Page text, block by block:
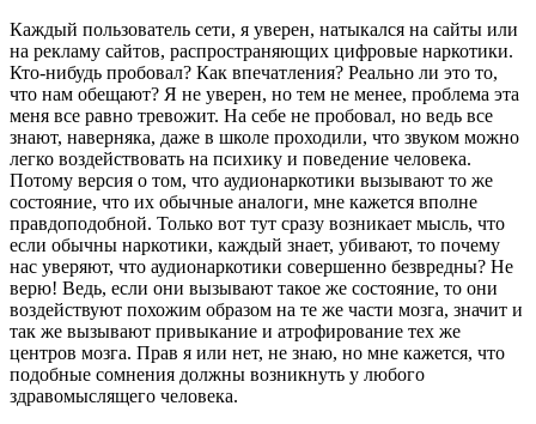
Каждый пользователь сети, я уверен, натыкался на сайты или
на рекламу сайтов, распространяющих цифровые наркотики.
Кто-нибудь пробовал? Как впечатления? Реально ли это то,
что нам обещают? Я не уверен, но тем не менее, проблема эта
меня все равно тревожит. На себе не пробовал, но ведь все
знают, наверняка, даже в школе проходили, что звуком можно
легко воздействовать на психику и поведение человека.
Потому версия о том, что аудионаркотики вызывают то же
состояние, что их обычные аналоги, мне кажется вполне
правдоподобной. Только вот тут сразу возникает мысль, что
если обычны наркотики, каждый знает, убивают, то почему
нас уверяют, что аудионаркотики совершенно безвредны? Не
верю! Ведь, если они вызывают такое же состояние, то они
воздействуют похожим образом на те же части мозга, значит и
так же вызывают привыкание и атрофирование тех же
центров мозга. Прав я или нет, не знаю, но мне кажется, что
подобные сомнения должны возникнуть у любого
здравомыслящего человека.